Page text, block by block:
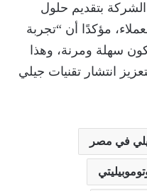
بتقديم حلول
مؤكدًا أن “تجربة
سهلة ومرنة، وهذا
انتشار تقنيات جيلي
في مصر